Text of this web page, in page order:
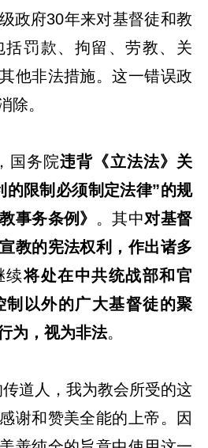
政府30年来对基督徒和教
罚款、拘留、劳教、关
他非法措施。这一错误政
除。
国务院违背《立法法》关
的限制必须制定法律”的规
事务条例》 。其中对基督
教的宪法权利，作出诸多
续将处在中共统战部和官
制以外的广大基督徒的聚
为，视为非法。
道人，我为教会所受的这
谢和赞美全能的上帝。因